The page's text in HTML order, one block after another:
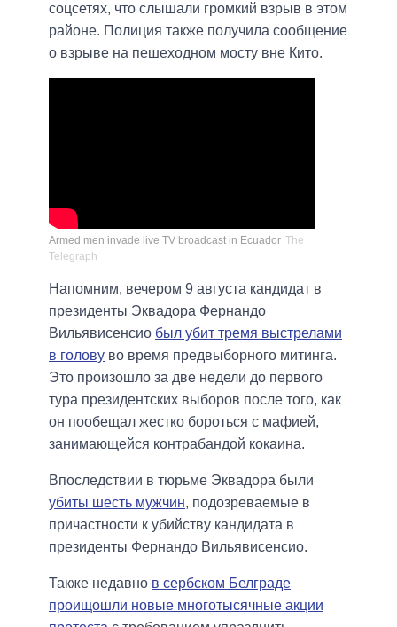
соцсетях, что слышали громкий взрыв в этом
районе. Полиция также получила сообщение
о взрыве на пешеходном мосту вне Кито.
Armed men invade live TV broadcast in Ecuador The
Telegraph
Напомним, вечером 9 августа кандидат в
президенты Эквадора Фернандо
Вильявисенсио был убит тремя выстрелами
в голову во время предвыборного митинга.
Это произошло за две недели до первого
тура президентских выборов после того, как
он пообещал жестко бороться с мафией,
занимающейся контрабандой кокаина.
Впоследствии в тюрьме Эквадора были
убиты шесть мужчин, подозреваемые в
причастности к убийству кандидата в
президенты Фернандо Вильявисенсио.
Также недавно в сербском Белграде
проищошли новые многотысячные акции